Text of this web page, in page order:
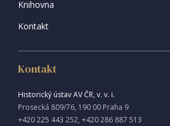
Knihovna
Kontakt
Kontakt
Historický ústav AV ČR, v. v. i.
Prosecká 809/76, 190 00 Praha 9
+420 225 443 252, +420 286 887 513